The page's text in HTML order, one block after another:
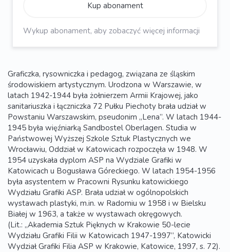
Kup abonament
Wykup abonament, aby zobaczyć więcej informacji
Graficzka, rysowniczka i pedagog, związana ze śląskim
środowiskiem artystycznym. Urodzona w Warszawie, w
latach 1942-1944 była żołnierzem Armii Krajowej, jako
sanitariuszka i łączniczka 72 Pułku Piechoty brała udział w
Powstaniu Warszawskim, pseudonim „Lena”. W latach 1944-
1945 była więźniarką Sandbostel Oberlagen. Studia w
Państwowej Wyższej Szkole Sztuk Plastycznych we
Wrocławiu, Oddział w Katowicach rozpoczęła w 1948. W
1954 uzyskała dyplom ASP na Wydziale Grafiki w
Katowicach u Bogusława Góreckiego. W latach 1954-1956
była asystentem w Pracowni Rysunku katowickiego
Wydziału Grafiki ASP. Brała udział w ogólnopolskich
wystawach plastyki, m.in. w Radomiu w 1958 i w Bielsku
Białej w 1963, a także w wystawach okręgowych.
(Lit.: „Akademia Sztuk Pięknych w Krakowie 50-lecie
Wydziału Grafiki Filii w Katowicach 1947-1997”, Katowicki
Wydział Grafiki Filia ASP w Krakowie, Katowice, 1997, s. 72).